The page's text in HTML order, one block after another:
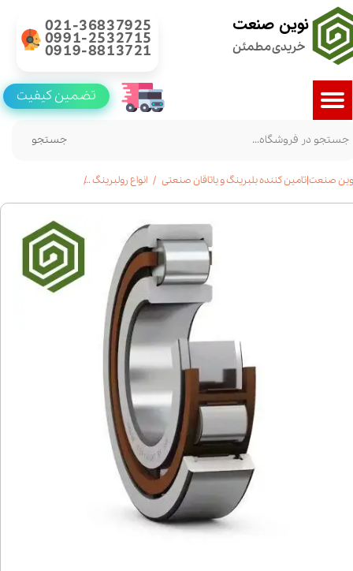
نوین صنعت
خریدی مطمئن
021-36837925
0991-2532715
0919-8813721
جستجو
تضمین کیفیت
صنعت|تامین کننده بلبرینگ و یاتاقان صنعتی انواع رولبرینگ